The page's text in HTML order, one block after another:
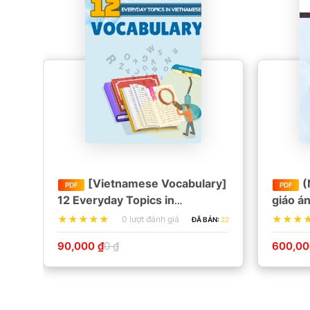
PDF
[Vietnamese Vocabulary]
12 Everyday Topics in
Vietnamese - Beginner
0 lượt đánh giá ĐÃ BÁN:22
90,000 ₫0 ₫
PDF
giáo
người